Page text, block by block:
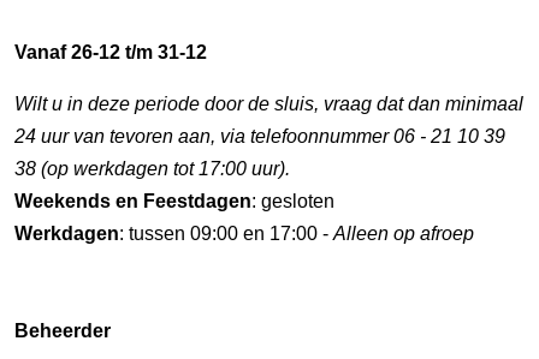
Vanaf 26-12 t/m 31-12
Wilt u in deze periode door de sluis, vraag dat dan minimaal
24 uur van tevoren aan, via telefoonnummer 06 - 21 10 39
38 (op werkdagen tot 17:00 uur).
Weekends en Feestdagen: gesloten
Werkdagen: tussen 09:00 en 17:00 - Alleen op afroep
Beheerder